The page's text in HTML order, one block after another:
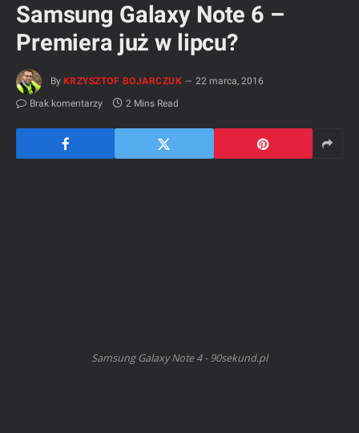
Samsung Galaxy Note 6 –
Premiera już w lipcu?
By KRZYSZTOF BOJARCZUK
22 marca, 2016
Brak komentarzy
2 Mins Read
Samsung Galaxy Note 4 - 90sekund.pl